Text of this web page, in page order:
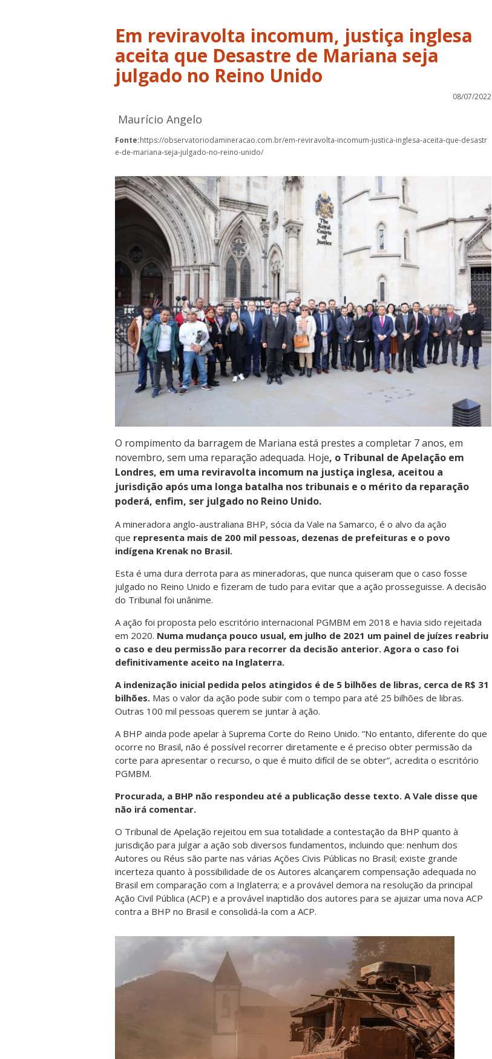
Em reviravolta incomum, justiça inglesa
aceita que Desastre de Mariana seja
julgado no Reino Unido
08/07/2022
Maurício Angelo
Fonte:https://observatoriodamineracao.com.br/em-reviravolta-incomum-justica-inglesa-aceita-que-desastr
e-de-mariana-seja-julgado-no-reino-unido/
O rompimento da barragem de Mariana está prestes a completar 7 anos, em
novembro, sem uma reparação adequada. Hoje, o Tribunal de Apelação em
Londres, em uma reviravolta incomum na justiça inglesa, aceitou a
jurisdição após uma longa batalha nos tribunais e o mérito da reparação
poderá, enfim, ser julgado no Reino Unido.
A mineradora anglo-australiana BHP, sócia da Vale na Samarco, é o alvo da ação
que representa mais de 200 mil pessoas, dezenas de prefeituras e o povo
indígena Krenak no Brasil.
Esta é uma dura derrota para as mineradoras, que nunca quiseram que o caso fosse
julgado no Reino Unido e fizeram de tudo para evitar que a ação prosseguisse. A decisão
do Tribunal foi unânime.
A ação foi proposta pelo escritório internacional PGMBM em 2018 e havia sido rejeitada
em 2020. Numa mudança pouco usual, em julho de 2021 um painel de juízes reabriu
o caso e deu permissão para recorrer da decisão anterior. Agora o caso foi
definitivamente aceito na Inglaterra.
A indenização inicial pedida pelos atingidos é de 5 bilhões de libras, cerca de R$ 31
bilhões. Mas o valor da ação pode subir com o tempo para até 25 bilhões de libras.
Outras 100 mil pessoas querem se juntar à ação.
A BHP ainda pode apelar à Suprema Corte do Reino Unido. “No entanto, diferente do que
ocorre no Brasil, não é possível recorrer diretamente e é preciso obter permissão da
corte para apresentar o recurso, o que é muito difícil de se obter”, acredita o escritório
PGMBM.
Procurada, a BHP não respondeu até a publicação desse texto. A Vale disse que
não irá comentar.
O Tribunal de Apelação rejeitou em sua totalidade a contestação da BHP quanto à
jurisdição para julgar a ação sob diversos fundamentos, incluindo que: nenhum dos
Autores ou Réus são parte nas várias Ações Civis Públicas no Brasil; existe grande
incerteza quanto à possibilidade de os Autores alcançarem compensação adequada no
Brasil em comparação com a Inglaterra; e a provável demora na resolução da principal
Ação Civil Pública (ACP) e a provável inaptidão dos autores para se ajuizar uma nova ACP
contra a BHP no Brasil e consolidá-la com a ACP.